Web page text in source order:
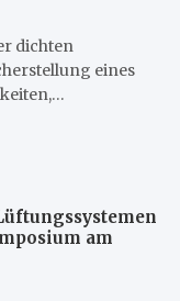
dichten
eines
am